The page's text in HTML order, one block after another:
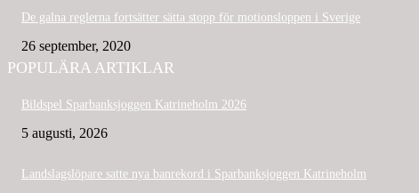
De galna reglerna fortsätter sätta stopp för motionsloppen i Sverige
26 september, 2020
POPULÄRA ARTIKLAR
Bildspel Sparbanksjoggen Katrineholm 2026
5 augusti, 2026
Landslagslöpare satte nya banrekord i Sparbanksjoggen Katrineholm